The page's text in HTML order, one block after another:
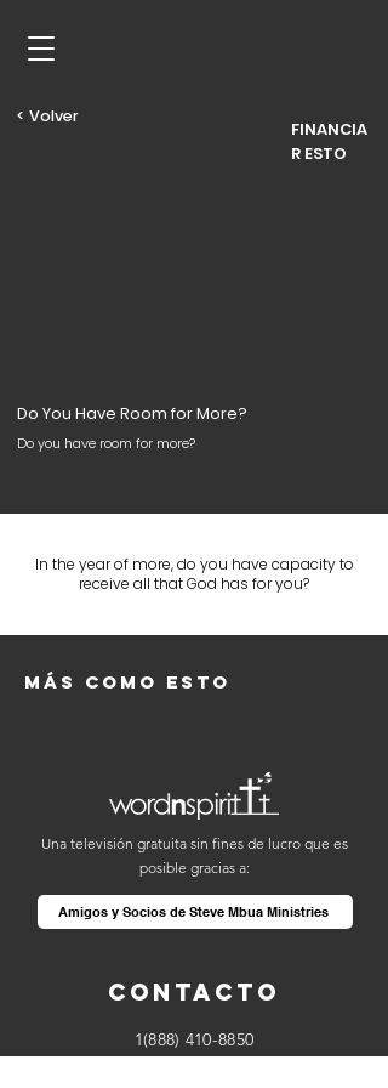
< Volver
FINANCIA
R ESTO
Do You Have Room for More?
Do you have room for more?
In the year of more, do you have capacity to
receive all that God has for you?
Más como esto
Contacto
1(888) 410-8850
Una televisión gratuita sin fines de lucro que es
posible gracias a:
Amigos y Socios de Steve Mbua Ministries